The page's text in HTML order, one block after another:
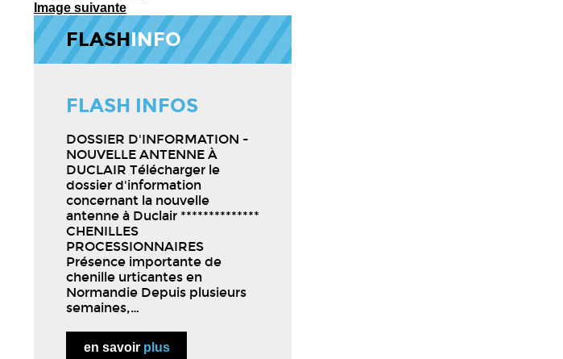
Image suivante
FLASHINFO
FLASH INFOS
DOSSIER D'INFORMATION -
NOUVELLE ANTENNE À
DUCLAIR Télécharger le
dossier d'information
concernant la nouvelle
antenne à Duclair **************
CHENILLES
PROCESSIONNAIRES
Présence importante de
chenille urticantes en
Normandie Depuis plusieurs
semaines,…
en savoir plus